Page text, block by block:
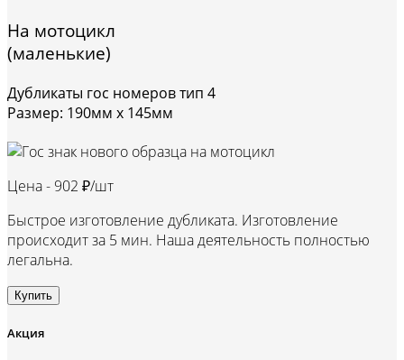
На мотоцикл
(маленькие)
Дубликаты гос номеров тип 4
Размер: 190мм х 145мм
Цена - 902 ₽/шт
Быстрое изготовление дубликата. Изготовление
происходит за 5 мин. Наша деятельность полностью
легальна.
Купить
Акция